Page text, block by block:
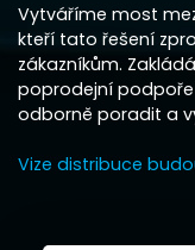
Vytváříme most
kteří tato řešení
zákazníkům.
poprodejní
odborně poradit a
Vize distribuce